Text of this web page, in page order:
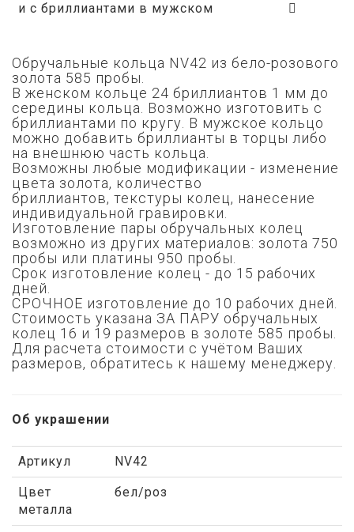
и с бриллиантами в мужском
Обручальные кольца NV42 из бело-розового
золота 585 пробы.
В женском кольце 24 бриллиантов 1 мм до
середины кольца. Возможно изготовить с
бриллиантами по кругу. В мужское кольцо
можно добавить бриллианты в торцы либо
на внешнюю часть кольца.
Возможны любые модификации - изменение
цвета золота, количество
бриллиантов, текстуры колец, нанесение
индивидуальной гравировки.
Изготовление пары обручальных колец
возможно из других материалов: золота 750
пробы или платины 950 пробы.
Срок изготовление колец - до 15 рабочих
дней.
СРОЧНОЕ изготовление до 10 рабочих дней.
Стоимость указана ЗА ПАРУ обручальных
колец 16 и 19 размеров в золоте 585 пробы.
Для расчета стоимости с учётом Ваших
размеров, обратитесь к нашему менеджеру.
Об украшении
Артикул NV42
Цвет
металла
бел/роз